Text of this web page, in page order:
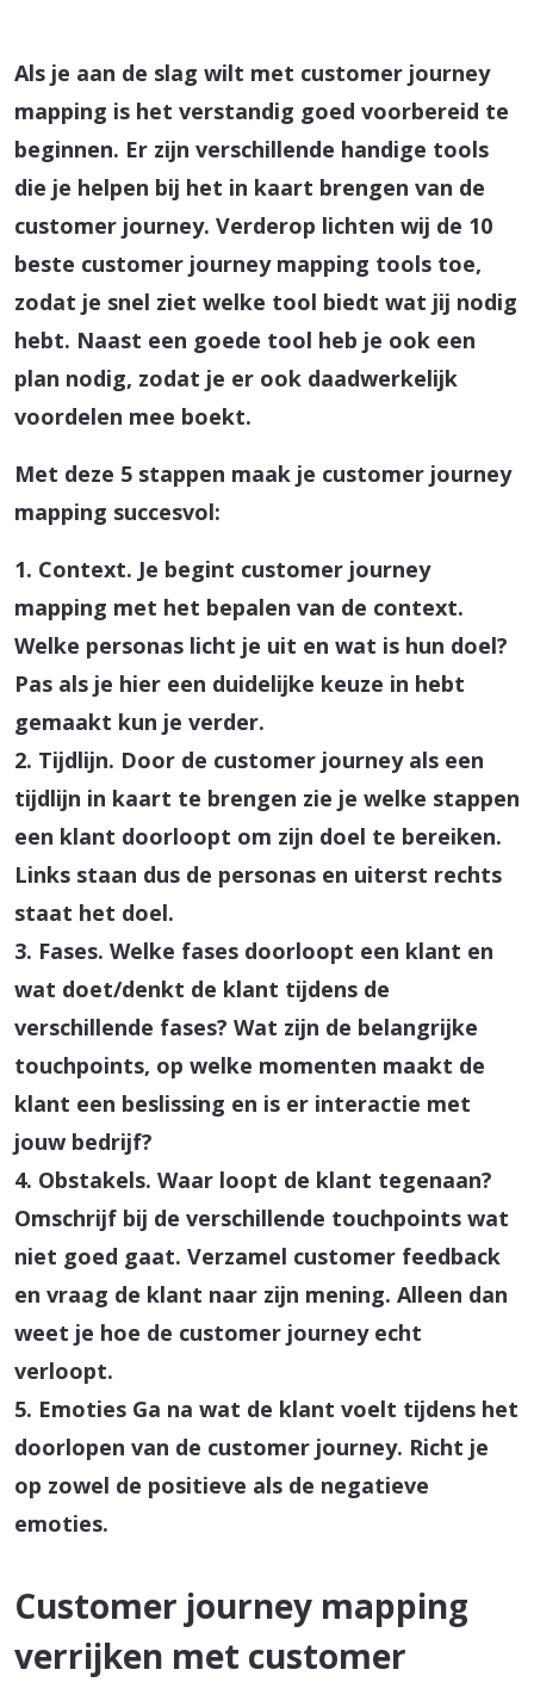
Als je aan de slag wilt met customer journey
mapping is het verstandig goed voorbereid te
beginnen. Er zijn verschillende handige tools
die je helpen bij het in kaart brengen van de
customer journey. Verderop lichten wij de 10
beste customer journey mapping tools toe,
zodat je snel ziet welke tool biedt wat jij nodig
hebt. Naast een goede tool heb je ook een
plan nodig, zodat je er ook daadwerkelijk
voordelen mee boekt.
Met deze 5 stappen maak je customer journey
mapping succesvol:
1. Context. Je begint customer journey
mapping met het bepalen van de context.
Welke personas licht je uit en wat is hun doel?
Pas als je hier een duidelijke keuze in hebt
gemaakt kun je verder.
2. Tijdlijn. Door de customer journey als een
tijdlijn in kaart te brengen zie je welke stappen
een klant doorloopt om zijn doel te bereiken.
Links staan dus de personas en uiterst rechts
staat het doel.
3. Fases. Welke fases doorloopt een klant en
wat doet/denkt de klant tijdens de
verschillende fases? Wat zijn de belangrijke
touchpoints, op welke momenten maakt de
klant een beslissing en is er interactie met
jouw bedrijf?
4. Obstakels. Waar loopt de klant tegenaan?
Omschrijf bij de verschillende touchpoints wat
niet goed gaat. Verzamel customer feedback
en vraag de klant naar zijn mening. Alleen dan
weet je hoe de customer journey echt
verloopt.
5. Emoties Ga na wat de klant voelt tijdens het
doorlopen van de customer journey. Richt je
op zowel de positieve als de negatieve
emoties.
Customer journey mapping
verrijken met customer